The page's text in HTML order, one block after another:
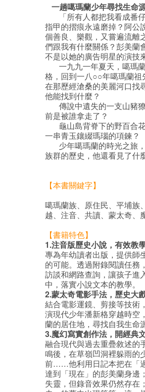
一趟噶瑪蘭少年尋找生
「所有人都把我看成番
指甲的摺痕永遠磨掉？阿公
個善良、樂觀，又嘗遍流離
們跟我有什麼關係？彭美蘭
不是以她的廣告明星的演技
一九九一年夏天，噶瑪
格，回到一八○○年噶瑪蘭祖
在那歷經滄桑的美麗河口找
他能找到什麼？
傳說中遺失的一支山豬
前是被誰拿走了？
龜山島背脊下的野百合
一串青玉鑲綴瑪瑙的項鍊？
少年噶瑪蘭的時光之旅
族群的歷史，他還看見了什
【本書關鍵字】
噶瑪蘭族、原住民、平埔族
越、注音、共讀、蒙太奇、
【書籍特色】
1.注音版歷史小說，有效教
專為年幼讀者出版，提供師
的可能。透過附錄閱讀任務
訪談和網路查詢，讓孩子進
中，落實小說文本的教學。
2.蒙太奇電影手法，歷史大
結合電影運鏡、剪接等技術
演現代少年潘新格穿越時空
蘭的居住地，尋找自我生命
3.魔幻寫實創作法，開經典
融合現代與過去重疊敘述的
鳴後，在草嶺凹洞裡躲雨的
前……他利用日記本把在「
達到「現在」的彭美蘭身邊
失靈，但錄音效果仍然存在